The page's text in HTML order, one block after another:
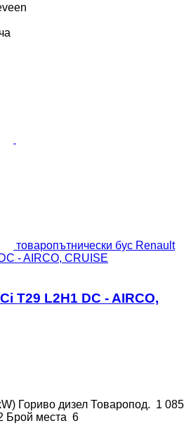
товаропътнически бус Renault
- AIRCO, CRUISE
T29 L2H1 DC - AIRCO,
Гориво дизел Товаропод. 1 085
Брой места 6